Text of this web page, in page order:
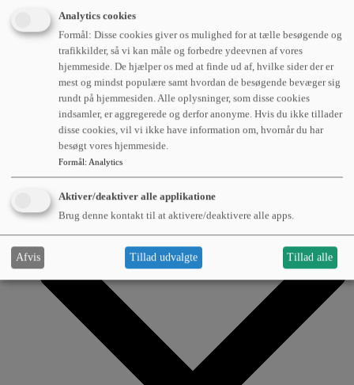
Læs om hvordan avanceret flådestyring kan være med
til at optimere transport og logistik.
Om os
Analytics cookies
Formål: Disse cookies giver os mulighed for at tælle besøgende og
trafikkilder, så vi kan måle og forbedre ydeevnen af vores
hjemmeside. De hjælper os med at finde ud af, hvilke sider der er
mest og mindst populære samt hvordan de besøgende bevæger sig
rundt på hjemmesiden. Alle oplysninger, som disse cookies
indsamler, er aggregerede og derfor anonyme. Hvis du ikke tillader
disse cookies, vil vi ikke have information om, hvornår du har
besøgt vores hjemmeside.
Formål: Analytics
Aktiver/deaktiver alle applikatione
Brug denne kontakt til at aktivere/deaktivere alle apps.
Afvis Tillad udvalgte Tillad alle